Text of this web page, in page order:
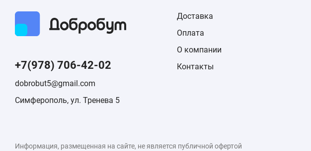
+7(978) 706-42-02
dobrobut5@gmail.com
Симферополь, ул. Тренева 5
Доставка
Оплата
О компании
Контакты
Информация, размещенная на сайте, не является публичной офертой